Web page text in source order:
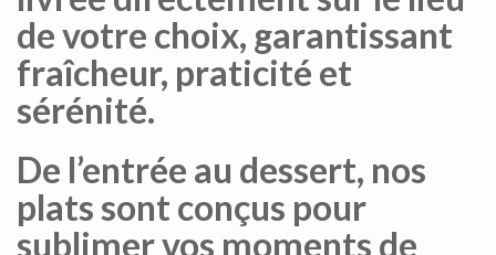
de votre choix, garantissant
fraîcheur, praticité et
sérénité.
De l’entrée au dessert, nos
plats sont conçus pour
sublimer vos moments de